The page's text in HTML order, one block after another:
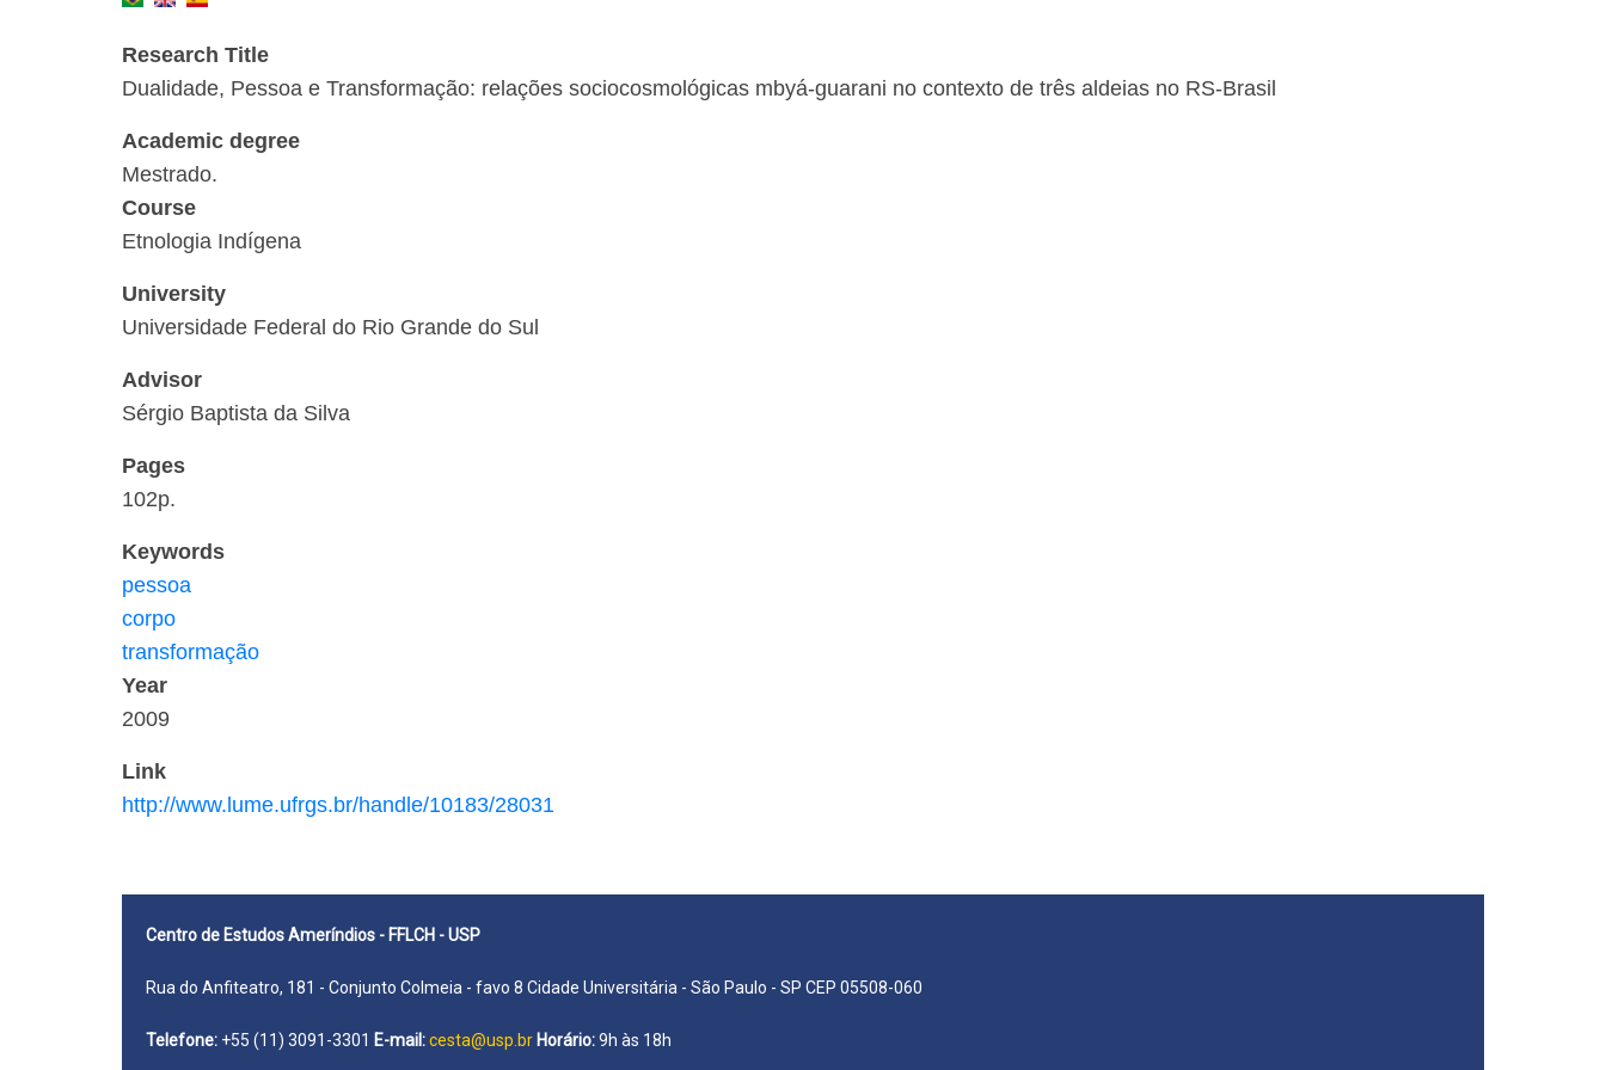
Research Title
Dualidade, Pessoa e Transformação: relações sociocosmológicas mbyá-guarani no contexto de três aldeias no RS-Brasil
Academic degree
Mestrado.
Course
Etnologia Indígena
University
Universidade Federal do Rio Grande do Sul
Advisor
Sérgio Baptista da Silva
Pages
102p.
Keywords
pessoa
corpo
transformação
Year
2009
Link
http://www.lume.ufrgs.br/handle/10183/28031
Centro de Estudos Ameríndios - FFLCH - USP
Rua do Anfiteatro, 181 - Conjunto Colmeia - favo 8 Cidade Universitária - São Paulo - SP CEP 05508-060
Telefone: +55 (11) 3091-3301 E-mail:cesta@usp.br Horário:9h às 18h